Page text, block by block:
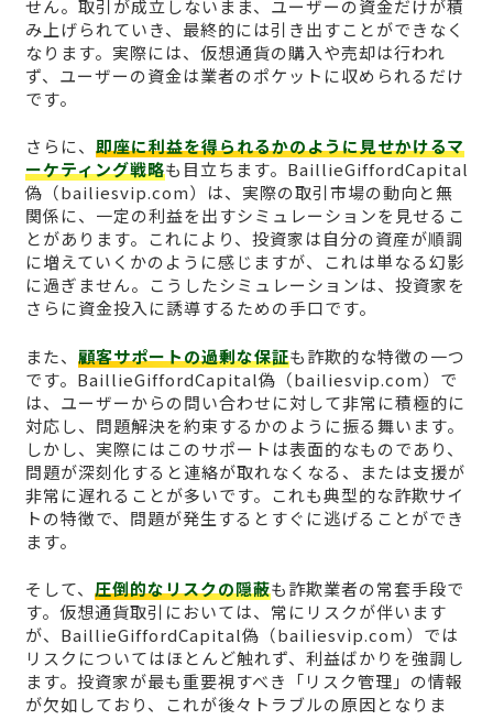
せん。取引が成立しないまま、ユーザーの資金だけが積
み上げられていき、最終的には引き出すことができなく
なります。実際には、仮想通貨の購入や売却は行われ
ず、ユーザーの資金は業者のポケットに収められるだけ
です。
さらに、 即座に利益を得られるかのように見せかけるマ
ーケティング戦略も目立ちます。BaillieGiffordCapital
偽（bailiesvip.com）は、実際の取引市場の動向と無
関係に、一定の利益を出すシミュレーションを見せるこ
とがあります。これにより、投資家は自分の資産が順調
に増えていくかのように感じますが、これは単なる幻影
に過ぎません。こうしたシミュレーションは、投資家を
さらに資金投入に誘導するための手口です。
また、 顧客サポートの過剰な保証も詐欺的な特徴の一つ
です。BaillieGiffordCapital偽（bailiesvip.com）で
は、ユーザーからの問い合わせに対して非常に積極的に
対応し、問題解決を約束するかのように振る舞います。
しかし、実際にはこのサポートは表面的なものであり、
問題が深刻化すると連絡が取れなくなる、または支援が
非常に遅れることが多いです。これも典型的な詐欺サイ
トの特徴で、問題が発生するとすぐに逃げることができ
ます。
そして、 圧倒的なリスクの隠蔽も詐欺業者の常套手段で
す。仮想通貨取引においては、常にリスクが伴います
が、BaillieGiffordCapital偽（bailiesvip.com）では
リスクについてはほとんど触れず、利益ばかりを強調し
ます。投資家が最も重要視すべき「リスク管理」の情報
が欠如しており、これが後々トラブルの原因となりま